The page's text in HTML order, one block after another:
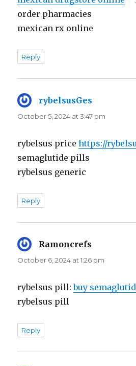
order pharmacies
mexican rx online
Reply
rybelsusGes
October 5, 2024 at 3:47 pm
rybelsus pricehttps://
semaglutide pills
rybelsus generic
Reply
Ramoncrefs
October 6, 2024 at 1:26 pm
rybelsus pill:buy
rybelsus pill
Reply